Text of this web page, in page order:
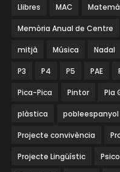
Llibres MAC
Memòria Anual de Centre
mitjà Música Nadal
P3 P4 P5 PAE
Pica-Pica Pintor Pla
plàstica pobleespanyol
Projecte convivència
Projecte Lingüístic